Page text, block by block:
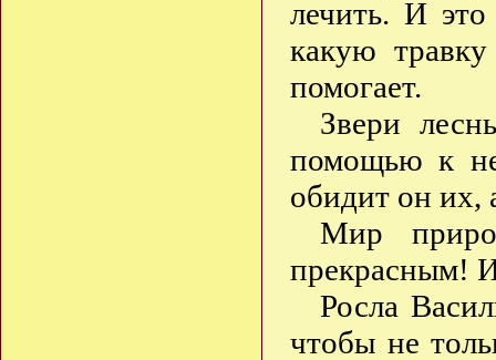
лечить. И это
какую
помогает.
Звери
помощью к
обидит он их,
Мир
прекрасным!
Росла
чтобы не